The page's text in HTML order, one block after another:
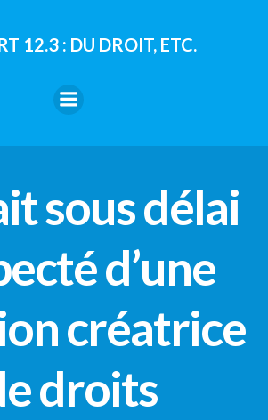
contenu
12.3 : DU DROIT, ETC.
sous délai
d’une
créatrice
droits